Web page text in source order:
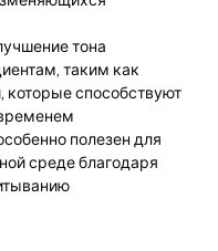
тона
таким как
которые способствуют
полезен для
среде благодаря